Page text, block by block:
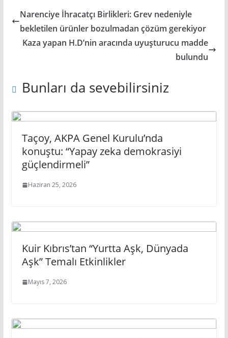
Narenciye İhracatçı Birlikleri: Grev nedeniyle
bekletilen ürünler bozulmadan çözüm gerekiyor
Kaza yapan H.D’nin aracında uyuşturucu madde
bulundu
Bunları da sevebilirsiniz
Taçoy, AKPA Genel Kurulu’nda
konuştu: “Yapay zeka demokrasiyi
güçlendirmeli”
Haziran 25, 2026
Kuir Kıbrıs’tan “Yurtta Aşk, Dünyada
Aşk” Temalı Etkinlikler
Mayıs 7, 2026